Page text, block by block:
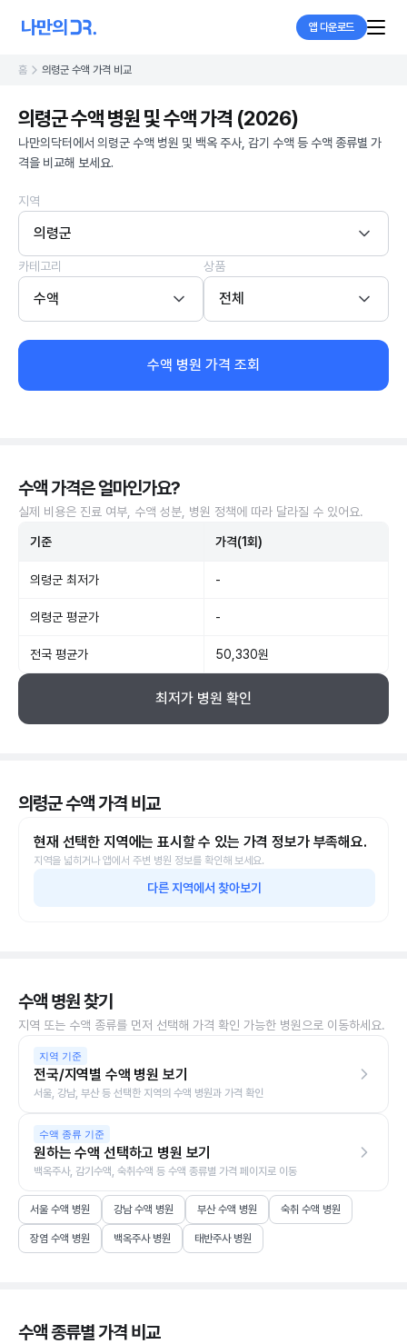
앱 다운로드
홈 의령군 수액 가격 비교
의령군 수액 병원 및 수액 가격 (2026)
나만의닥터에서 의령군 수액 병원 및 백옥 주사, 감기 수액 등 수액 종류별 가
격을 비교해 보세요.
지역
의령군
카테고리
수액
상품
전체
수액 병원 가격 조회
수액 가격은 얼마인가요?
실제 비용은 진료 여부, 수액 성분, 병원 정책에 따라 달라질 수 있어요.
기준 가격(1회)
의령군 최저가 -
의령군 평균가 -
전국 평균가 50,330원
최저가 병원 확인
의령군 수액 가격 비교
현재 선택한 지역에는 표시할 수 있는 가격 정보가 부족해요.
지역을 넓히거나 앱에서 주변 병원 정보를 확인해 보세요.
다른 지역에서 찾아보기
수액 병원 찾기
지역 또는 수액 종류를 먼저 선택해 가격 확인 가능한 병원으로 이동하세요.
지역 기준
전국/지역별 수액 병원 보기
서울, 강남, 부산 등 선택한 지역의 수액 병원과 가격 확인
수액 종류 기준
원하는 수액 선택하고 병원 보기
백옥주사, 감기수액, 숙취수액 등 수액 종류별 가격 페이지로 이동
서울 수액 병원 강남 수액 병원 부산 수액 병원 숙취 수액 병원
장염 수액 병원 백옥주사 병원 태반주사 병원
수액 종류별 가격 비교